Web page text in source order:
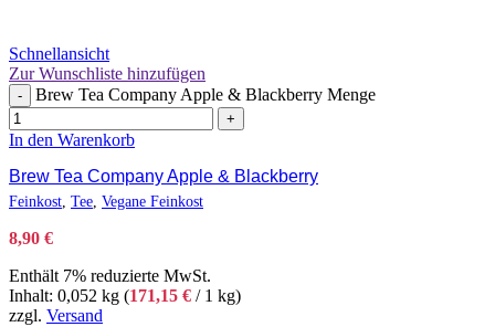
Schnellansicht
Zur Wunschliste hinzufügen
- Brew Tea Company Apple & Blackberry Menge
+
In den Warenkorb
Brew Tea Company Apple & Blackberry
Feinkost, Tee, Vegane Feinkost
8,90 €
Enthält 7% reduzierte MwSt.
Inhalt: 0,052 kg (171,15 € / 1 kg)
zzgl. Versand